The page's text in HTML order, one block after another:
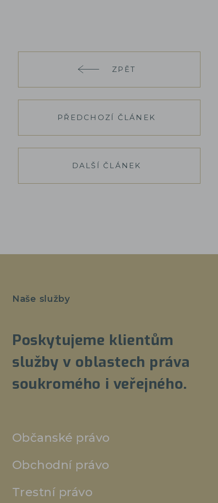
ZPĚT
PŘEDCHOZÍ ČLÁNEK
DALŠÍ ČLÁNEK
Naše služby
Poskytujeme klientům
služby v oblastech práva
soukromého i veřejného.
Občanské právo
Obchodní právo
Trestní právo